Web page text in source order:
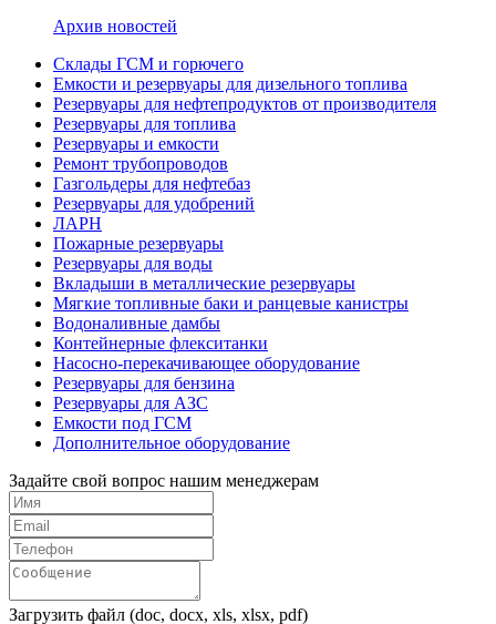
Архив новостей
Склады ГСМ и горючего
Емкости и резервуары для дизельного топлива
Резервуары для нефтепродуктов от производителя
Резервуары для топлива
Резервуары и емкости
Ремонт трубопроводов
Газгольдеры для нефтебаз
Резервуары для удобрений
ЛАРН
Пожарные резервуары
Резервуары для воды
Вкладыши в металлические резервуары
Мягкие топливные баки и ранцевые канистры
Водоналивные дамбы
Контейнерные флекситанки
Насосно-перекачивающее оборудование
Резервуары для бензина
Резервуары для АЗС
Емкости под ГСМ
Дополнительное оборудование
Задайте свой вопрос нашим менеджерам
Загрузить файл (doc, docx, xls, xlsx, pdf)